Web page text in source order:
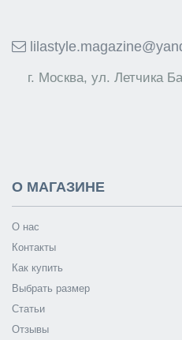
г. Москва, ул. Летчика
О МАГАЗИНЕ
О нас
Контакты
Как купить
Выбрать размер
Статьи
Отзывы